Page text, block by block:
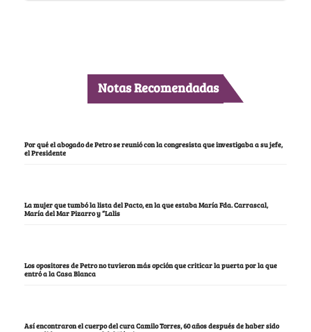
Notas Recomendadas
Por qué el abogado de Petro se reunió con la congresista que investigaba a su jefe,
el Presidente
La mujer que tumbó la lista del Pacto, en la que estaba María Fda. Carrascal,
María del Mar Pizarro y “Lalis
Los opositores de Petro no tuvieron más opción que criticar la puerta por la que
entró a la Casa Blanca
Así encontraron el cuerpo del cura Camilo Torres, 60 años después de haber sido